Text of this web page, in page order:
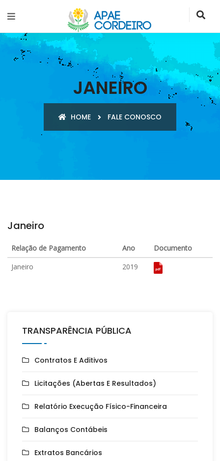
JANEIRO
HOME FALE CONOSCO
Janeiro
Relação de Pagamento Ano
Documento
Janeiro
2019
TRANSPARÊNCIA PÚBLICA
Contratos E Aditivos
Licitações (Abertas E Resultados)
Relatório Execução Físico-Financeira
Balanços Contábeis
Extratos Bancários